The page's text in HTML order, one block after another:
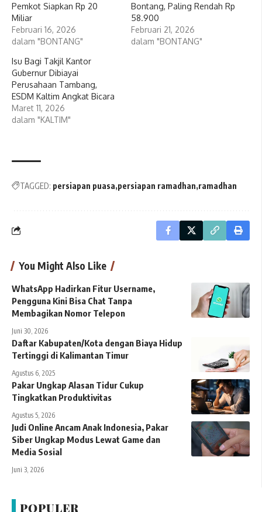
Pemkot Siapkan Rp 20
Miliar
Februari 16, 2026
dalam "BONTANG"
Bontang, Paling Rendah Rp
58.900
Februari 21, 2026
dalam "BONTANG"
Isu Bagi Takjil Kantor
Gubernur Dibiayai
Perusahaan Tambang,
ESDM Kaltim Angkat Bicara
Maret 11, 2026
dalam "KALTIM"
TAGGED: persiapan puasa persiapan ramadhan ramadhan
You Might Also Like
WhatsApp Hadirkan Fitur Username,
Pengguna Kini Bisa Chat Tanpa
Membagikan Nomor Telepon
Juni 30, 2026
Daftar Kabupaten/Kota dengan Biaya Hidup
Tertinggi di Kalimantan Timur
Agustus 6, 2025
Pakar Ungkap Alasan Tidur Cukup
Tingkatkan Produktivitas
Agustus 5, 2026
Judi Online Ancam Anak Indonesia, Pakar
Siber Ungkap Modus Lewat Game dan
Media Sosial
Juni 3, 2026
POPULER